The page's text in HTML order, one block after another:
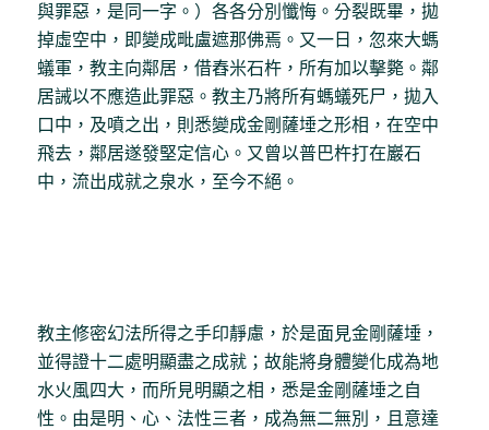
與罪惡，是同一字。）各各分別懺悔。分裂既畢，拋
掉虛空中，即變成毗盧遮那佛焉。又一日，忽來大螞
蟻軍，教主向鄰居，借舂米石杵，所有加以擊斃。鄰
居誡以不應造此罪惡。教主乃將所有螞蟻死尸，拋入
口中，及噴之出，則悉變成金剛薩埵之形相，在空中
飛去，鄰居遂發堅定信心。又曾以普巴杵打在巖石
中，流出成就之泉水，至今不絕。
教主修密幻法所得之手印靜慮，於是面見金剛薩埵，
並得證十二處明顯盡之成就；故能將身體變化成為地
水火風四大，而所見明顯之相，悉是金剛薩埵之自
性。由是明、心、法性三者，成為無二無別，且意達